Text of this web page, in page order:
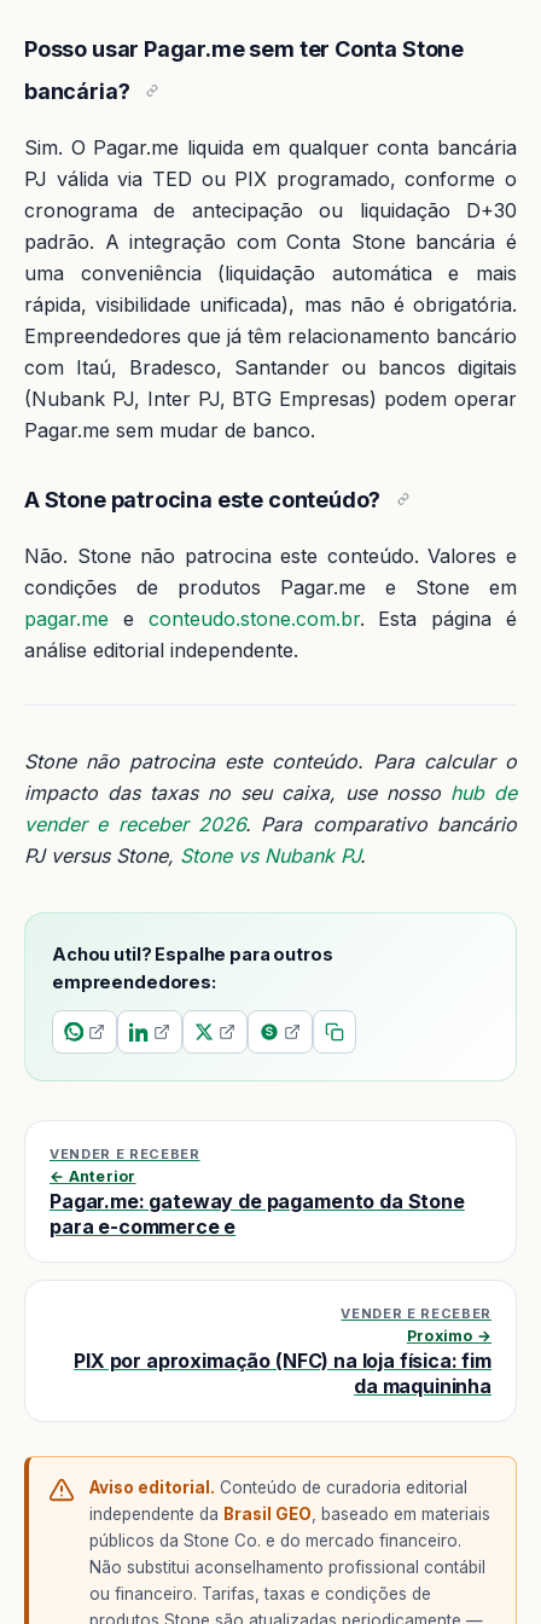
Posso usar Pagar.me sem ter Conta Stone
bancária?
Sim. O Pagar.me liquida em qualquer conta bancária
PJ válida via TED ou PIX programado, conforme o
cronograma de antecipação ou liquidação D+30
padrão. A integração com Conta Stone bancária é
uma conveniência (liquidação automática e mais
rápida, visibilidade unificada), mas não é obrigatória.
Empreendedores que já têm relacionamento bancário
com Itaú, Bradesco, Santander ou bancos digitais
(Nubank PJ, Inter PJ, BTG Empresas) podem operar
Pagar.me sem mudar de banco.
A Stone patrocina este conteúdo?
Não. Stone não patrocina este conteúdo. Valores e
condições de produtos Pagar.me e Stone em
pagar.me e conteudo.stone.com.br. Esta página é
análise editorial independente.
Stone não patrocina este conteúdo. Para calcular o
impacto das taxas no seu caixa, use nosso hub de
vender e receber 2026. Para comparativo bancário
PJ versus Stone, Stone vs Nubank PJ.
Achou util? Espalhe para outros
empreendedores:
VENDER E RECEBER
← Anterior
Pagar.me: gateway de pagamento da Stone
para e-commerce e
VENDER E RECEBER
Proximo →
PIX por aproximação (NFC) na loja física: fim
da maquininha
Aviso editorial. Conteúdo de curadoria editorial
independente da Brasil GEO , baseado em materiais
públicos da Stone Co. e do mercado financeiro.
Não substitui aconselhamento profissional contábil
ou financeiro. Tarifas, taxas e condições de
produtos Stone são atualizadas periodicamente —